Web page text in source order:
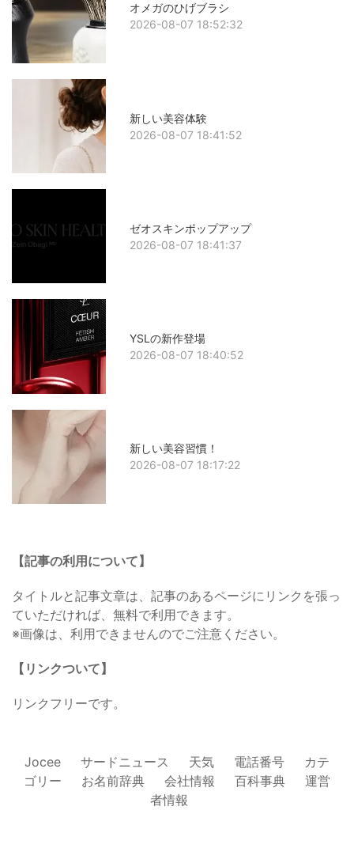
オメガのひげブラシ
2026-08-07 18:52:32
新しい美容体験
2026-08-07 18:41:52
ゼオスキンポップアップ
2026-08-07 18:41:37
YSLの新作登場
2026-08-07 18:40:52
新しい美容習慣！
2026-08-07 18:17:22
【記事の利用について】
タイトルと記事文章は、記事のあるページにリンクを張っ
ていただければ、無料で利用できます。
※画像は、利用できませんのでご注意ください。
【リンクついて】
リンクフリーです。
Jocee サードニュース 天気 電話番号
カテ
ゴリー
お名前辞典 会社情報 百科事典
運営
者情報